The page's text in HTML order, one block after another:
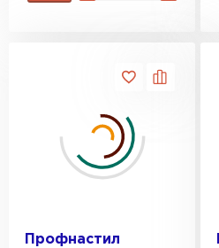
Профнастил